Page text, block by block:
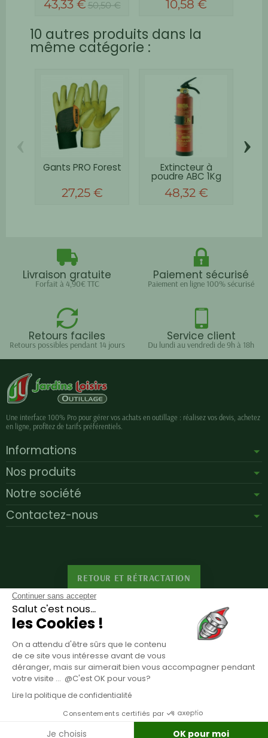
Continuer sans accepter
Salut c'est nous...
les Cookies !
On a attendu d'être sûrs que le contenu
de ce site vous intéresse avant de vous
déranger, mais sur aimerait bien vous accompagner pendant
votre visite ... @C'est OK pour vous?
Lire la politique de confidentialité
Consentements certifiés par
Je choisis OK pour moi
43,33 € 50,50 € 10,58 €
10 autres produits dans la
même catégorie :
Gants PRO Forest
27,25 €
Extincteur à
poudre ABC 1Kg
48,32 €
›
Livraison gratuite
Forfait à 4,90€ TTC
Paiement sécurisé
Paiement en ligne 100% sécurisé
Retours faciles
Retours possibles pendant 14 jours
Service client
Du lundi au vendredi de 9h à 18h
Une interface 100% Pro pour gérer vos achats en outillage : réalisez vos devis, achetez
en ligne, profitez de tarifs préférentiels.
Informations
Nos produits
Notre société
Contactez-nous
RETOUR ET RÉTRACTATION
Inscription à la newsletter
Vous pouvez vous désinscrire à tout moment. Vous trouverez pour cela nos
informations de contact dans les conditions d'utilisation du site.
Prestacrea- Ecommerce software